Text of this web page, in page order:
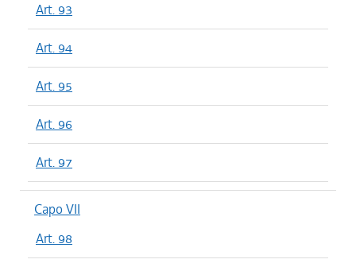
Art. 93
Art. 94
Art. 95
Art. 96
Art. 97
Capo VII
Art. 98